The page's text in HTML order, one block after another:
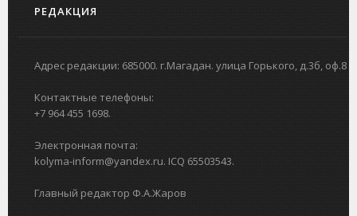
РЕДАКЦИЯ
Адрес редакции: 685000. г.Магадан. улица Горького, д.3б, оф.8
Контактные телефоны:
+7 964 455 1698.
Электронная почта:
kolyma-inform@yandex.ru. ICQ 65503543.
Главный редактор Ф.А.Жаров